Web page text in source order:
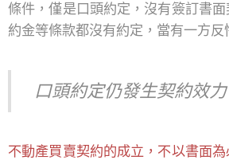
條件，僅是口頭約定，沒有簽訂書
約金等條款都沒有約定，當有一方反
口頭約定仍發生契約效力
不動產買賣契約的成立，不以書面